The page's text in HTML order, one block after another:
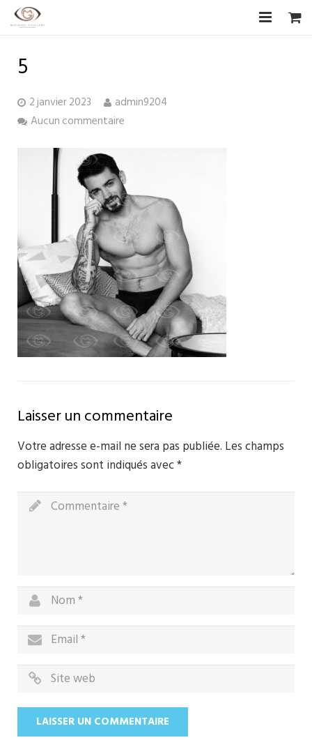
CV Artistique
Photographies
Les Artistes
Livre d’or
F.A.Q
Contact
5
2 janvier 2023
admin9204
Aucun commentaire
Laisser un commentaire
Votre adresse e-mail ne sera pas publiée. Les champs
obligatoires sont indiqués avec*